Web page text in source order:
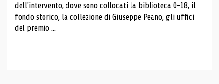
dell'intervento, dove sono collocati la biblioteca 0-18, il
fondo storico, la collezione di Giuseppe Peano, gli uffici
del premio ...